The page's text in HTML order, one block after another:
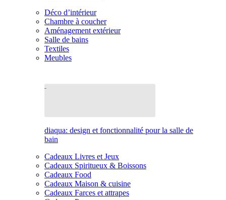
Déco d’intérieur
Chambre à coucher
Aménagement extérieur
Salle de bains
Textiles
Meubles
diaqua: design et fonctionnalité pour la salle de
bain
Cadeaux Livres et Jeux
Cadeaux Spiritueux & Boissons
Cadeaux Food
Cadeaux Maison & cuisine
Cadeaux Farces et attrapes